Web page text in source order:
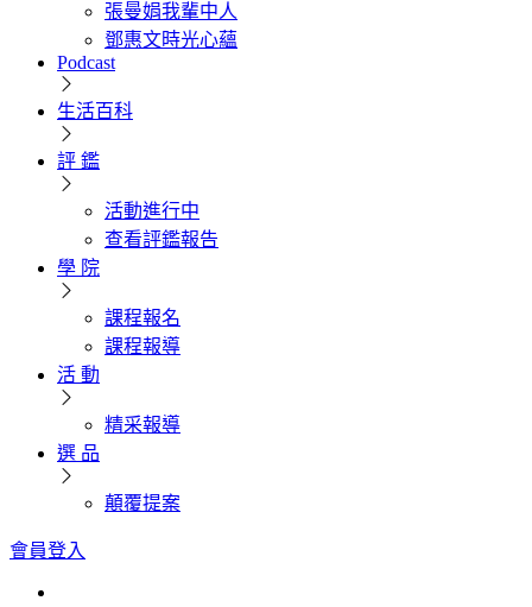
張曼娟我輩中人
鄧惠文時光心蘊
Podcast
生活百科
評 鑑
活動進行中
查看評鑑報告
學 院
課程報名
課程報導
活 動
精采報導
選 品
顛覆提案
會員登入